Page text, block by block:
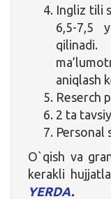
Ingliz tili
6,5-7,5
qilinadi.
aniqlash
Reserch
2 ta
Personal
O`qish va
kerakli
YERDA.